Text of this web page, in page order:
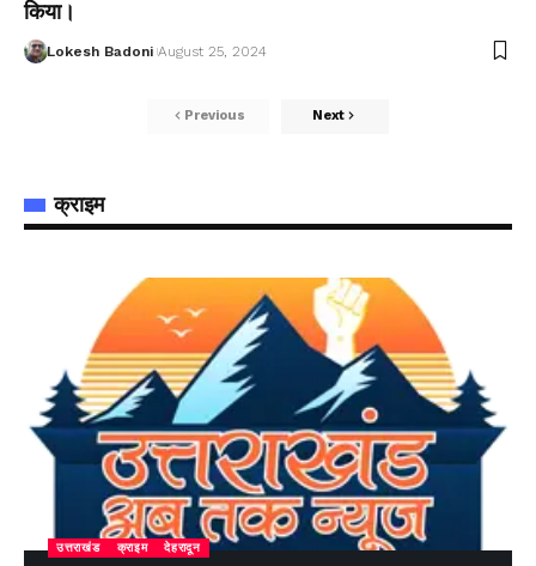
किया।
Lokesh Badoni August 25, 2024
Previous Next
क्राइम
उत्तराखंड क्राइम देहरादून